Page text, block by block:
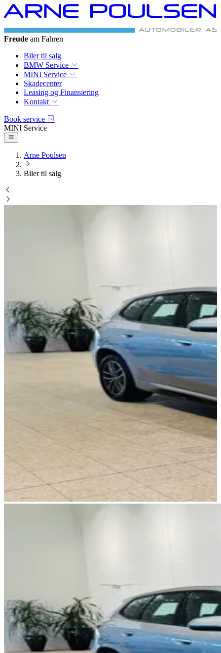
BMW & MINIAutoriseret Service
Biler til salg
BMW Service
MINI Service
Skadecenter
Leasing og Finansiering
Kontakt
Book service
BMW Service
Arne Poulsen
Biler til salg